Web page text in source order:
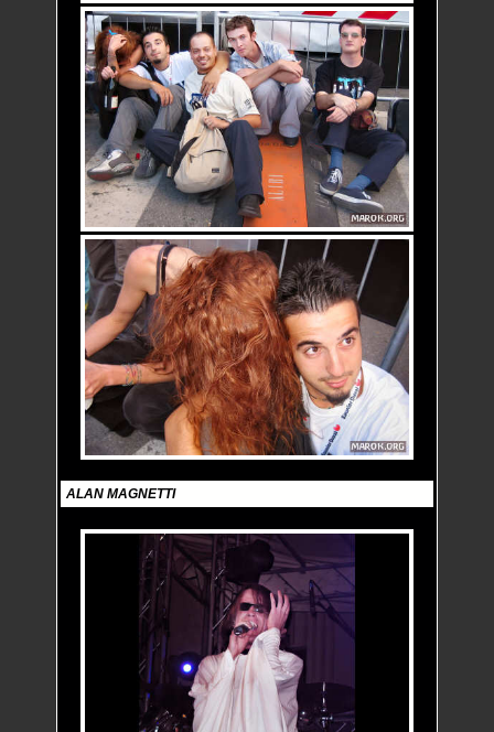
ALAN MAGNETTI